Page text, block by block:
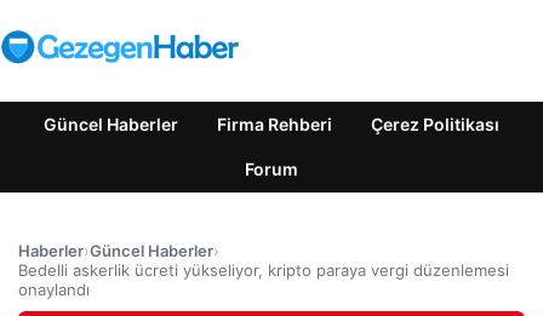
Güncel Haberler Firma Rehberi Çerez Politikası
Forum
Haberler›Güncel Haberler›
Bedelli askerlik ücreti yükseliyor, kripto paraya vergi düzenlemesi
onaylandı